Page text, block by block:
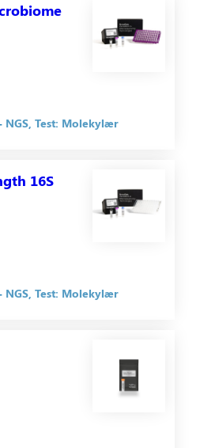
NGS Test: Molekylær
16S
NGS Test: Molekylær